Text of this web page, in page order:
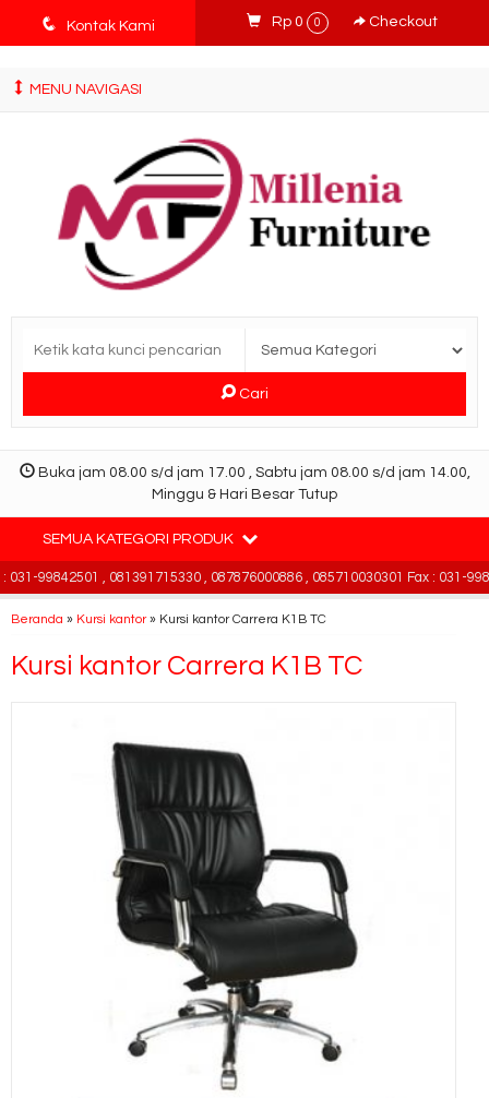
tv3ISbyqwvMDypa7aIfj2FUlPKawe7X5fX5v6wsT4Ns
q Kontak Kami Rp 0 0 Checkout
MENU NAVIGASI
Cari
Buka jam 08.00 s/d jam 17.00 , Sabtu jam 08.00 s/d jam 14.00,
Minggu & Hari Besar Tutup
SEMUA KATEGORI PRODUK
99842501 , 081391715330 , 087876000886 , 085710030301 Fax : 031-
Beranda » Kursi kantor» Kursi kantor Carrera K1B TC
Kursi kantor Carrera K1B TC